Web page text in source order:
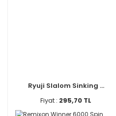
Ryuji Slalom Sinking ...
Fiyat : 295,70 TL